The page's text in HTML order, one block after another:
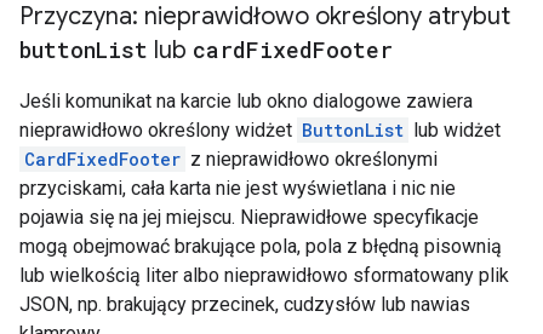
Przyczyna: nieprawidłowo określony atrybut
buttonList lub cardFixedFooter
Jeśli komunikat na karcie lub okno dialogowe zawiera
nieprawidłowo określony widżet ButtonList lub widżet
CardFixedFooter z nieprawidłowo określonymi
przyciskami, cała karta nie jest wyświetlana i nic nie
pojawia się na jej miejscu. Nieprawidłowe specyfikacje
mogą obejmować brakujące pola, pola z błędną pisownią
lub wielkością liter albo nieprawidłowo sformatowany plik
JSON, np. brakujący przecinek, cudzysłów lub nawias